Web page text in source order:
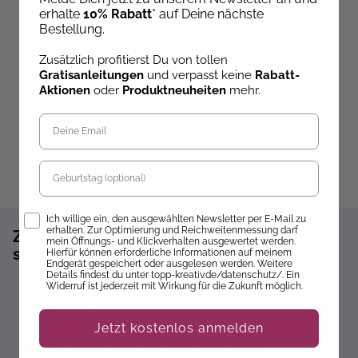
Ab dem 09.10.26
versandbereit
19,99 € 16,99 €
Zum Newsletter anmelden und 10%
sparen!*
Sofort 10% Rabatt auf die nächste Bestellung
Exklusive Angebote erhalten
Gratisanleitungen per Newsletter erhalten
Keine Rabatt-Aktion mehr verpassen
erhalte 10% Rabatt* auf Deine nächste
Bestellung.
Zusätzlich profitierst Du von tollen
Gratisanleitungen und verpasst keine Rabatt-
Aktionen oder Produktneuheiten mehr.
Geburtstag
Opt-InIch willige ein, den ausgewählten Newsletter per E-Mail zu
erhalten. Zur Optimierung und Reichweitenmessung darf
mein Öffnungs- und Klickverhalten ausgewertet werden.
Hierfür können erforderliche Informationen auf meinem
Endgerät gespeichert oder ausgelesen werden. Weitere
Details findest du unter topp-kreativ.de/datenschutz/. Ein
Widerruf ist jederzeit mit Wirkung für die Zukunft möglich.
Jetzt kostenlos anmelden